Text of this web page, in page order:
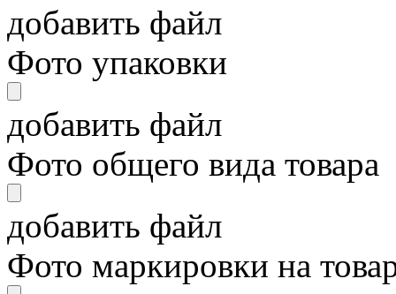
добавить файл
Фото упаковки
добавить файл
Фото общего вида товара
добавить файл
Фото маркировки на